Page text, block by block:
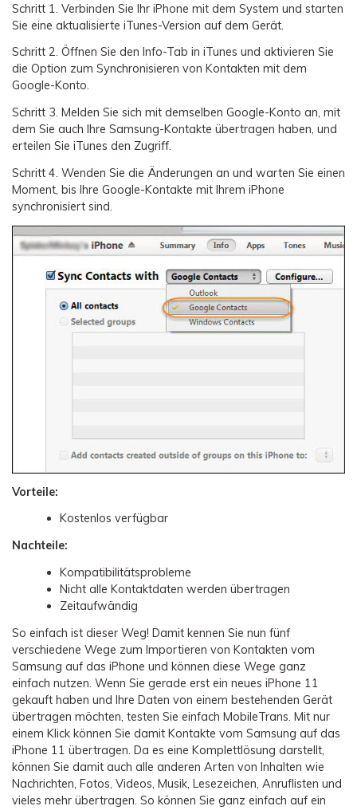
Schritt 1. Verbinden Sie Ihr iPhone mit dem System und starten
Sie eine aktualisierte iTunes-Version auf dem Gerät.
Schritt 2. Öffnen Sie den Info-Tab in iTunes und aktivieren Sie
die Option zum Synchronisieren von Kontakten mit dem
Google-Konto.
Schritt 3. Melden Sie sich mit demselben Google-Konto an, mit
dem Sie auch Ihre Samsung-Kontakte übertragen haben, und
erteilen Sie iTunes den Zugriff.
Schritt 4. Wenden Sie die Änderungen an und warten Sie einen
Moment, bis Ihre Google-Kontakte mit Ihrem iPhone
synchronisiert sind.
Vorteile:
Kostenlos verfügbar
Nachteile:
Kompatibilitätsprobleme
Nicht alle Kontaktdaten werden übertragen
Zeitaufwändig
So einfach ist dieser Weg! Damit kennen Sie nun fünf
verschiedene Wege zum Importieren von Kontakten vom
Samsung auf das iPhone und können diese Wege ganz
einfach nutzen. Wenn Sie gerade erst ein neues iPhone 11
gekauft haben und Ihre Daten von einem bestehenden Gerät
übertragen möchten, testen Sie einfach MobileTrans. Mit nur
einem Klick können Sie damit Kontakte vom Samsung auf das
iPhone 11 übertragen. Da es eine Komplettlösung darstellt,
können Sie damit auch alle anderen Arten von Inhalten wie
Nachrichten, Fotos, Videos, Musik, Lesezeichen, Anruflisten und
vieles mehr übertragen. So können Sie ganz einfach auf ein